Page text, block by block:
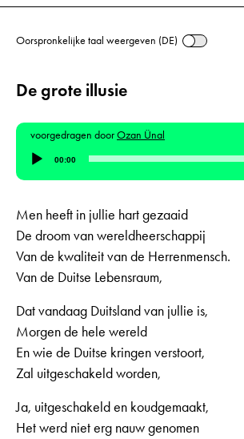
Oorspronkelijke taal weergeven (DE)
De grote illusie
voorgedragen doorOzan Ünal
Audiospeler
00:00
Men heeft in jullie hart gezaaid
De droom van wereldheerschappij
Van de kwaliteit van de Herrenmensch.
Van de Duitse Lebensraum,
Dat vandaag Duitsland van jullie is,
Morgen de hele wereld
En wie de Duitse kringen verstoort,
Zal uitgeschakeld worden,
Ja, uitgeschakeld en koudgemaakt,
Het werd niet erg nauw genomen